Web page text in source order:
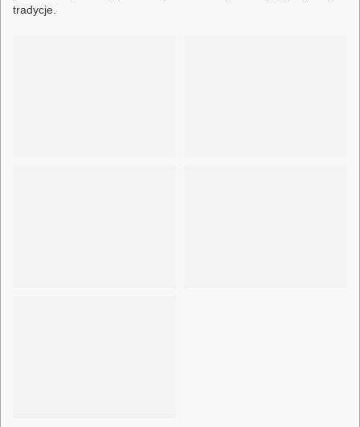
tradycje.